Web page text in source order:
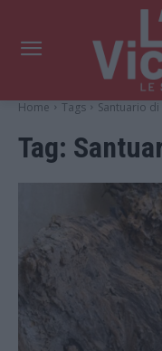
Home Tags Santuario
Tag: